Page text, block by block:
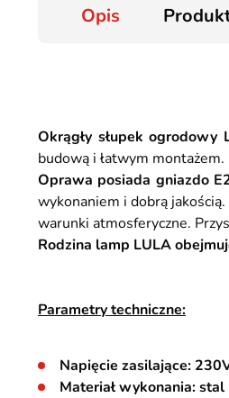
Opis
Okrągły słupek ogrodowy
budową i łatwym montażem.
Oprawa posiada gniazdo
wykonaniem i dobrą jakością.
warunki atmosferyczne.
Rodzina lamp LULA
Parametry techniczne:
Napięcie zasilające:
Materiał wykonania: